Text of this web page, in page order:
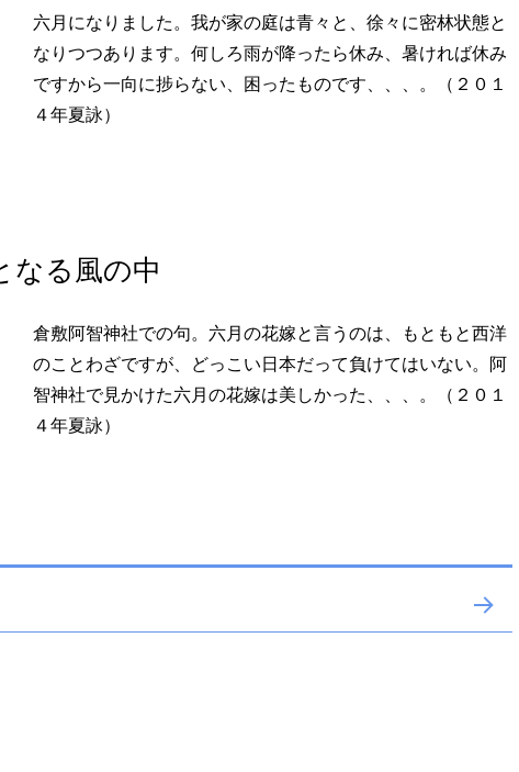
六月になりました。我が家の庭は青々と、徐々に密林状態と
なりつつあります。何しろ雨が降ったら休み、暑ければ休み
ですから一向に捗らない、困ったものです、、、。（２０１
４年夏詠）
なる風の中
倉敷阿智神社での句。六月の花嫁と言うのは、もともと西洋
のことわざですが、どっこい日本だって負けてはいない。阿
智神社で見かけた六月の花嫁は美しかった、、、。（２０１
４年夏詠）